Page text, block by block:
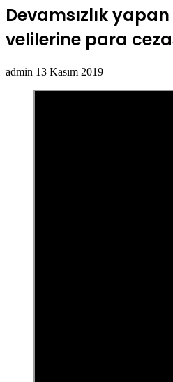
Devamsızlık
velilerine para
admin Bir
13 Kasım 2019